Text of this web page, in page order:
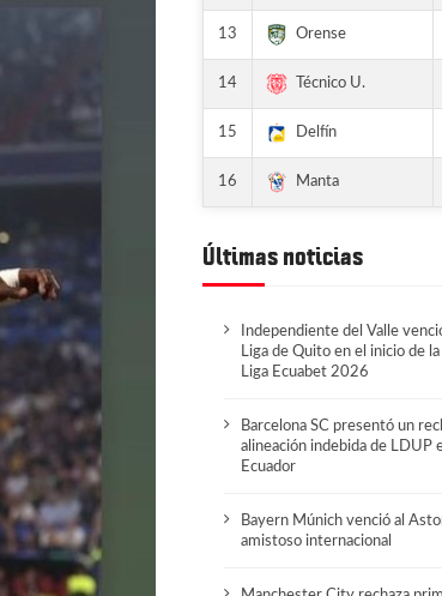
13 Orense
14 Técnico U.
15 Delfín
16 Manta
Últimas noticias
Independiente del Valle
Liga de Quito en el inicio de
Liga Ecuabet 2026
Barcelona SC presentó un
alineación indebida de LDUP
Ecuador
Bayern Múnich venció al
amistoso internacional